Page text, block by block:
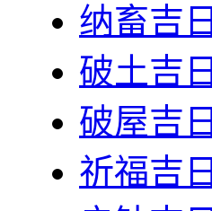
纳畜吉日
破土吉日
破屋吉日
祈福吉日